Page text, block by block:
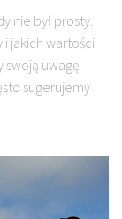
nie był prosty.
jakich wartości
uwagę
sugerujemy